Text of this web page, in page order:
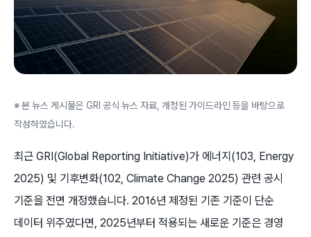
※ 본 뉴스 게시물은 GRI 공식 뉴스 자료, 개정된 가이드라인 등을 바탕으로
작성하였습니다.
최근 GRI(Global Reporting Initiative)가 에너지(103, Energy
2025) 및 기후변화(102, Climate Change 2025) 관련 공시
기준을 전면 개정했습니다. 2016년 제정된 기존 기준이 단순
데이터 위주였다면, 2025년부터 적용되는 새로운 기준은 경영